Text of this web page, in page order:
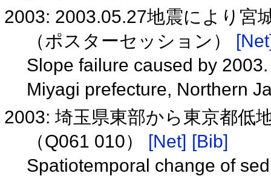
2003: 2003.05.27地震により宮
（ポスターセッション）
Slope failure caused by
Miyagi prefecture, Northern
2003: 埼玉県東部から東京都低
（Q061 010）
[Net] [Bib]
Spatiotemporal change of